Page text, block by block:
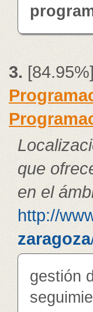
3.
que
en el
http://
zaragoza
gestión